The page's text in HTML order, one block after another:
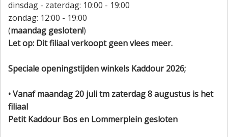
dinsdag - zaterdag: 10:00 - 19:00
zondag: 12:00 - 19:00
(maandag gesloten!)
Let op: Dit filiaal verkoopt geen vlees meer.
Speciale openingstijden winkels Kaddour 2026;
• Vanaf maandag 20 juli tm zaterdag 8 augustus is het
filiaal
Petit Kaddour Bos en Lommerplein gesloten